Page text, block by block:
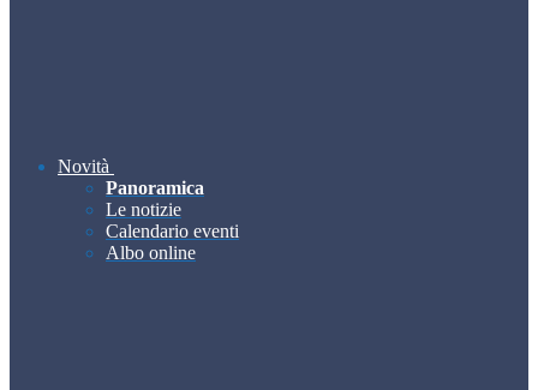
Novità
Panoramica
Le notizie
Calendario eventi
Albo online